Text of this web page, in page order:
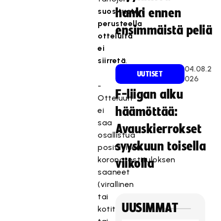
suositusten
perusteella
otteluita
ei
siirretä.
-
Otteluun
ei
saa
osallistua
positiivisen
koronatestituloksen
saaneet
(virallinen
tai
kotitesti)
hanki ennen
ensimmäistä peliä
UUTISET
04.08.2
026
F-liigan alku
häämöttää:
Avauskierrokset
syyskuun toisella
viikolla
UUSIMMAT